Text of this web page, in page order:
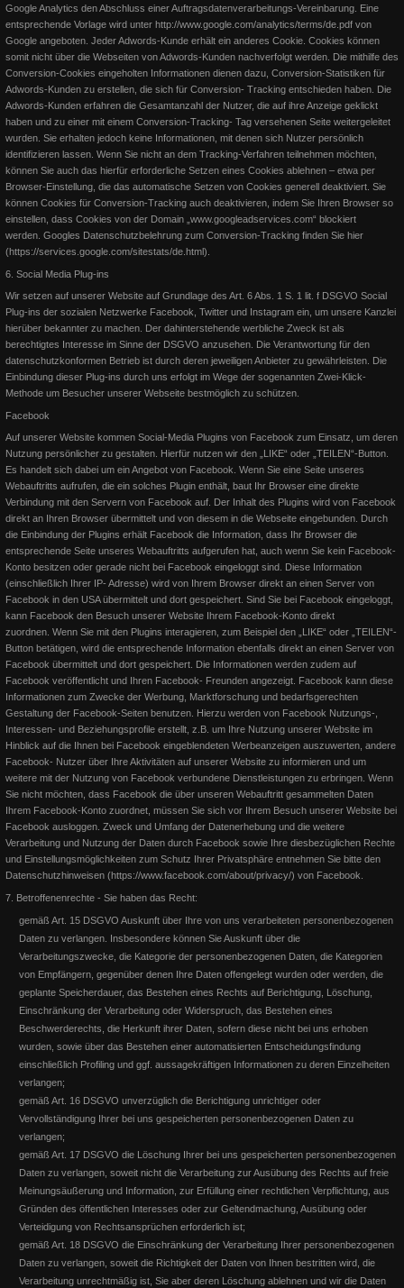
Lotta auf dem Bundeschampionat
Bundeschampionat auf der Q15 Lion On the Beach wird in der
Gesamtwertung 8. Wir freuen uns über diese schöne Stute.
Weiterlesen
German OPEN 2015 - Senior Pleasure
Bronze Medaille Senior Western Pleasure! Was für ein Erfolg von Invy
This Playgirl nach der Babypause. In der Western
Weiterlesen
German OPEN 2015 - Junior Pleasure
Lion on the Beach erreicht in einem Mega Feld den 9. Platz Tolle
Leistung für ihre erste German Open! Wir sind sehr st
Weiterlesen
DQHA Zuchtschau Laubach - Stuten-Schau
Siegerstute "Lion on the Beach"Reserve Sieger "SQ Solano Par
DQHA Zuchtschau Laubach - Fohlen-Schau
"Best of Invy" wird Reserve Sieger auf der Fohlenschau und erhält die
Einladung zum Bundeschampionat!
EWU 2015 ... das Turnierjahr
Landesmeisterschaft Rheinland Anfang August Susanne Flesch
Silber Medaille Western Riding mit Invy this Playgirl 4
Weiterlesen
Google Analytics den Abschluss einer Auftragsdatenverarbeitungs-Vereinbarung. Eine
entsprechende Vorlage wird unter http://www.google.com/analytics/terms/de.pdf von
Google angeboten. Jeder Adwords-Kunde erhält ein anderes Cookie. Cookies können
somit nicht über die Webseiten von Adwords-Kunden nachverfolgt werden. Die mithilfe des
Conversion-Cookies eingeholten Informationen dienen dazu, Conversion-Statistiken für
Adwords-Kunden zu erstellen, die sich für Conversion- Tracking entschieden haben. Die
Adwords-Kunden erfahren die Gesamtanzahl der Nutzer, die auf ihre Anzeige geklickt
haben und zu einer mit einem Conversion-Tracking- Tag versehenen Seite weitergeleitet
wurden. Sie erhalten jedoch keine Informationen, mit denen sich Nutzer persönlich
identifizieren lassen. Wenn Sie nicht an dem Tracking-Verfahren teilnehmen möchten,
können Sie auch das hierfür erforderliche Setzen eines Cookies ablehnen – etwa per
Browser-Einstellung, die das automatische Setzen von Cookies generell deaktiviert. Sie
können Cookies für Conversion-Tracking auch deaktivieren, indem Sie Ihren Browser so
einstellen, dass Cookies von der Domain „www.googleadservices.com“ blockiert
werden. Googles Datenschutzbelehrung zum Conversion-Tracking finden Sie hier
(https://services.google.com/sitestats/de.html).
6. Social Media Plug-ins
Wir setzen auf unserer Website auf Grundlage des Art. 6 Abs. 1 S. 1 lit. f DSGVO Social
Plug-ins der sozialen Netzwerke Facebook, Twitter und Instagram ein, um unsere Kanzlei
hierüber bekannter zu machen. Der dahinterstehende werbliche Zweck ist als
berechtigtes Interesse im Sinne der DSGVO anzusehen. Die Verantwortung für den
datenschutzkonformen Betrieb ist durch deren jeweiligen Anbieter zu gewährleisten. Die
Einbindung dieser Plug-ins durch uns erfolgt im Wege der sogenannten Zwei-Klick-
Methode um Besucher unserer Webseite bestmöglich zu schützen.
Facebook
Auf unserer Website kommen Social-Media Plugins von Facebook zum Einsatz, um deren
Nutzung persönlicher zu gestalten. Hierfür nutzen wir den „LIKE“ oder „TEILEN“-Button.
Es handelt sich dabei um ein Angebot von Facebook. Wenn Sie eine Seite unseres
Webauftritts aufrufen, die ein solches Plugin enthält, baut Ihr Browser eine direkte
Verbindung mit den Servern von Facebook auf. Der Inhalt des Plugins wird von Facebook
direkt an Ihren Browser übermittelt und von diesem in die Webseite eingebunden. Durch
die Einbindung der Plugins erhält Facebook die Information, dass Ihr Browser die
entsprechende Seite unseres Webauftritts aufgerufen hat, auch wenn Sie kein Facebook-
Konto besitzen oder gerade nicht bei Facebook eingeloggt sind. Diese Information
(einschließlich Ihrer IP- Adresse) wird von Ihrem Browser direkt an einen Server von
Facebook in den USA übermittelt und dort gespeichert. Sind Sie bei Facebook eingeloggt,
kann Facebook den Besuch unserer Website Ihrem Facebook-Konto direkt
zuordnen. Wenn Sie mit den Plugins interagieren, zum Beispiel den „LIKE“ oder „TEILEN“-
Button betätigen, wird die entsprechende Information ebenfalls direkt an einen Server von
Facebook übermittelt und dort gespeichert. Die Informationen werden zudem auf
Facebook veröffentlicht und Ihren Facebook- Freunden angezeigt. Facebook kann diese
Informationen zum Zwecke der Werbung, Marktforschung und bedarfsgerechten
Gestaltung der Facebook-Seiten benutzen. Hierzu werden von Facebook Nutzungs-,
Interessen- und Beziehungsprofile erstellt, z.B. um Ihre Nutzung unserer Website im
Hinblick auf die Ihnen bei Facebook eingeblendeten Werbeanzeigen auszuwerten, andere
Facebook- Nutzer über Ihre Aktivitäten auf unserer Website zu informieren und um
weitere mit der Nutzung von Facebook verbundene Dienstleistungen zu erbringen. Wenn
Sie nicht möchten, dass Facebook die über unseren Webauftritt gesammelten Daten
Ihrem Facebook-Konto zuordnet, müssen Sie sich vor Ihrem Besuch unserer Website bei
Facebook ausloggen. Zweck und Umfang der Datenerhebung und die weitere
Verarbeitung und Nutzung der Daten durch Facebook sowie Ihre diesbezüglichen Rechte
und Einstellungsmöglichkeiten zum Schutz Ihrer Privatsphäre entnehmen Sie bitte den
Datenschutzhinweisen (https://www.facebook.com/about/privacy/) von Facebook.
7. Betroffenenrechte - Sie haben das Recht:
gemäß Art. 15 DSGVO Auskunft über Ihre von uns verarbeiteten personenbezogenen
Daten zu verlangen. Insbesondere können Sie Auskunft über die
Verarbeitungszwecke, die Kategorie der personenbezogenen Daten, die Kategorien
von Empfängern, gegenüber denen Ihre Daten offengelegt wurden oder werden, die
geplante Speicherdauer, das Bestehen eines Rechts auf Berichtigung, Löschung,
Einschränkung der Verarbeitung oder Widerspruch, das Bestehen eines
Beschwerderechts, die Herkunft ihrer Daten, sofern diese nicht bei uns erhoben
wurden, sowie über das Bestehen einer automatisierten Entscheidungsfindung
einschließlich Profiling und ggf. aussagekräftigen Informationen zu deren Einzelheiten
verlangen;
gemäß Art. 16 DSGVO unverzüglich die Berichtigung unrichtiger oder
Vervollständigung Ihrer bei uns gespeicherten personenbezogenen Daten zu
verlangen;
gemäß Art. 17 DSGVO die Löschung Ihrer bei uns gespeicherten personenbezogenen
Daten zu verlangen, soweit nicht die Verarbeitung zur Ausübung des Rechts auf freie
Meinungsäußerung und Information, zur Erfüllung einer rechtlichen Verpflichtung, aus
Gründen des öffentlichen Interesses oder zur Geltendmachung, Ausübung oder
Verteidigung von Rechtsansprüchen erforderlich ist;
gemäß Art. 18 DSGVO die Einschränkung der Verarbeitung Ihrer personenbezogenen
Daten zu verlangen, soweit die Richtigkeit der Daten von Ihnen bestritten wird, die
Verarbeitung unrechtmäßig ist, Sie aber deren Löschung ablehnen und wir die Daten